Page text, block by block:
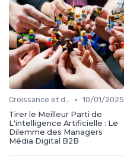
Croissance et développement • 10/01/2025
Tirer le Meilleur Parti de
L'intelligence Artificielle : Le
Dilemme des Managers
Média Digital B2B